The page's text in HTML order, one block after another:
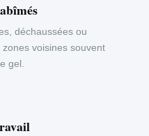
déchaussées ou
voisines souvent
gel.